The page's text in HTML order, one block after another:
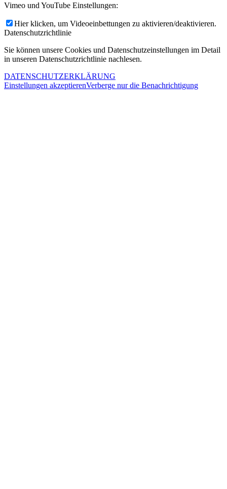
Vimeo und YouTube Einstellungen:
Hier klicken, um Videoeinbettungen zu aktivieren/deaktivieren.
Datenschutzrichtlinie
Sie können unsere Cookies und Datenschutzeinstellungen im Detail
in unseren Datenschutzrichtlinie nachlesen.
DATENSCHUTZERKLÄRUNG
Einstellungen akzeptierenVerberge nur die Benachrichtigung